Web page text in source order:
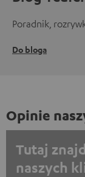
Poradnik,
Do bloga
Opinie
Tutaj
naszych